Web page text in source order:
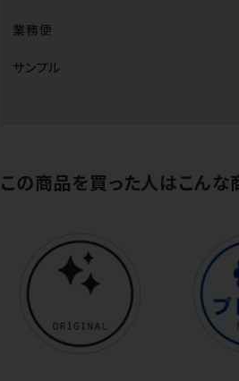
業務便
サンプル
この商品を買った人はこんな